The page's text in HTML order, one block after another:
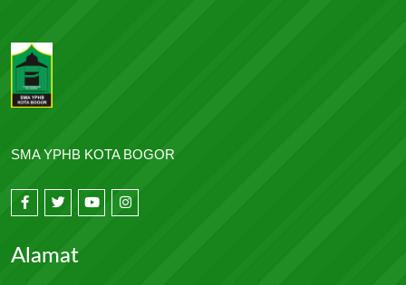
SMA YPHB KOTA BOGOR
Alamat